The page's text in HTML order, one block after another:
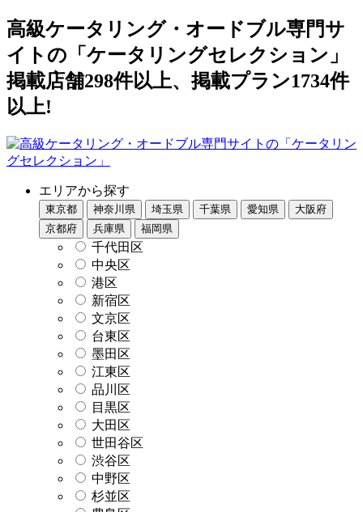
高級ケータリング・オードブル専門サ
イトの「ケータリングセレクション」
掲載店舗298件以上、掲載プラン1734件
以上!
エリアから探す
東京都 神奈川県 埼玉県 千葉県 愛知県
大阪府
京都府
兵庫県 福岡県
千代田区
中央区
港区
新宿区
文京区
台東区
墨田区
江東区
品川区
目黒区
大田区
世田谷区
渋谷区
中野区
杉並区